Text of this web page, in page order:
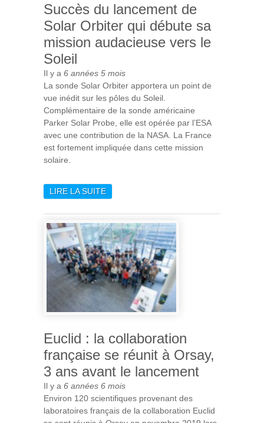
Succès du lancement de
Solar Orbiter qui débute sa
mission audacieuse vers le
Soleil
Il y a 6 années 5 mois
La sonde Solar Orbiter apportera un point de
vue inédit sur les pôles du Soleil.
Complémentaire de la sonde américaine
Parker Solar Probe, elle est opérée par l’ESA
avec une contribution de la NASA. La France
est fortement impliquée dans cette mission
solaire.
LIRE LA SUITEDE SUCCÈS DU LANCEMENT
DÉBUTE SA MISSION
AUDACIEUSE VERS LE
SOLEIL
Euclid : la collaboration
française se réunit à Orsay,
3 ans avant le lancement
Il y a 6 années 6 mois
Environ 120 scientifiques provenant des
laboratoires français de la collaboration Euclid